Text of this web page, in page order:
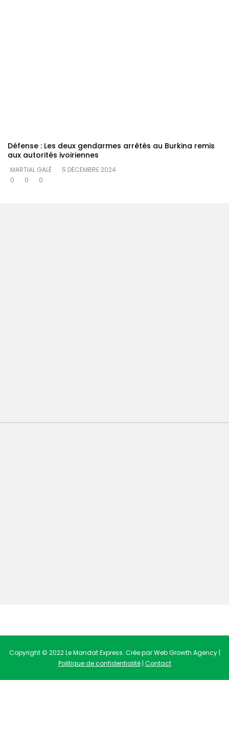
Défense : Les deux gendarmes arrêtés au Burkina remis
aux autorités ivoiriennes
MARTIAL GALÉ
5 DÉCEMBRE 2024
0
0 0
Copyright © 2022 Le Mandat Express. Crée par Web Growth Agency |
Politique de confidentialité| Contact